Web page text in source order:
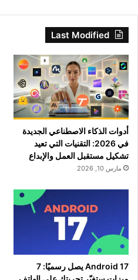
Last Modified
أدوات الذكاء الاصطناعي الجديدة
في 2026: التقنيات التي تعيد
تشكيل مستقبل العمل والإبداع
مارس 10, 2026
Android 17 يصل رسميًا: 7